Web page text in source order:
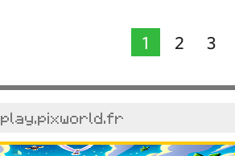
1 2 3
play.pixworld.fr